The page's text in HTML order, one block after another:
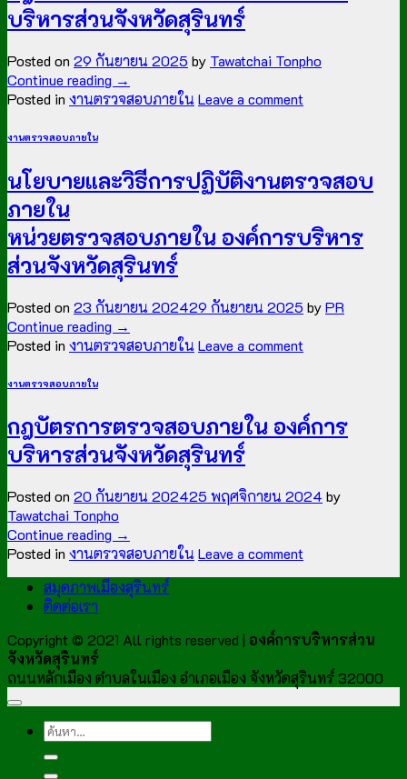
บริหารส่วนจังหวัดสุรินทร์
Posted on 29 กันยายน 2025 by Tawatchai Tonpho
Continue reading →
Posted in งานตรวจสอบภายใน Leave a comment
งานตรวจสอบภายใน
นโยบายและวิธีการปฏิบัติงานตรวจสอบ
ภายใน
หน่วยตรวจสอบภายใน องค์การบริหาร
ส่วนจังหวัดสุรินทร์
Posted on 23 กันยายน 202429 กันยายน 2025 byPR
Continue reading →
Posted in งานตรวจสอบภายใน Leave a comment
งานตรวจสอบภายใน
กฎบัตรการตรวจสอบภายใน องค์การ
บริหารส่วนจังหวัดสุรินทร์
Posted on 20 กันยายน 202425 พฤศจิกายน 2024 by
Tawatchai Tonpho
Continue reading →
Posted in งานตรวจสอบภายใน Leave a comment
สมุดภาพเมืองสุรินทร์
ติดต่อเรา
Copyright © 2021 All rights reserved | องค์การบริหารส่วน
จังหวัดสุรินทร์
ถนนหลักเมือง ตำบลในเมือง อำเภอเมือง จังหวัดสุรินทร์ 32000